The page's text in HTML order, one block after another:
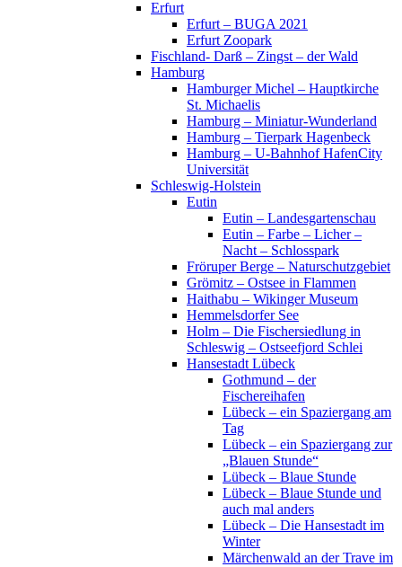
Erfurt
Erfurt – BUGA 2021
Erfurt Zoopark
Fischland- Darß – Zingst – der Wald
Hamburg
Hamburger Michel – Hauptkirche
St. Michaelis
Hamburg – Miniatur-Wunderland
Hamburg – Tierpark Hagenbeck
Hamburg – U-Bahnhof HafenCity
Universität
Schleswig-Holstein
Eutin
Eutin – Landesgartenschau
Eutin – Farbe – Licher –
Nacht – Schlosspark
Fröruper Berge – Naturschutzgebiet
Grömitz – Ostsee in Flammen
Haithabu – Wikinger Museum
Hemmelsdorfer See
Holm – Die Fischersiedlung in
Schleswig – Ostseefjord Schlei
Hansestadt Lübeck
Gothmund – der
Fischereihafen
Lübeck – ein Spaziergang am
Tag
Lübeck – ein Spaziergang zur
„Blauen Stunde“
Lübeck – Blaue Stunde
Lübeck – Blaue Stunde und
auch mal anders
Lübeck – Die Hansestadt im
Winter
Märchenwald an der Trave im